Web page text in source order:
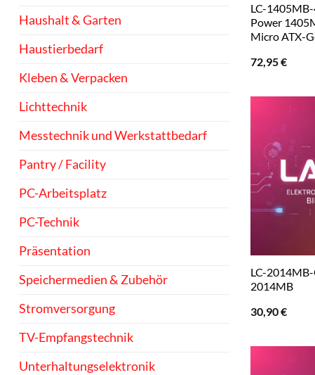
Haushalt & Garten
Haustierbedarf
Kleben & Verpacken
Lichttechnik
Messtechnik und Werkstattbedarf
Pantry / Facility
PC-Arbeitsplatz
PC-Technik
Präsentation
Speichermedien & Zubehör
Stromversorgung
TV-Empfangstechnik
Unterhaltungselektronik
LC-1405MB-
Power
Micro ATX-
72,95€
LC-
2014MB
30,90€